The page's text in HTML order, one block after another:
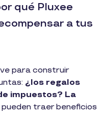
qué Pluxee
a tus
para construir
¿los regalos
impuestos? La
traer beneficios